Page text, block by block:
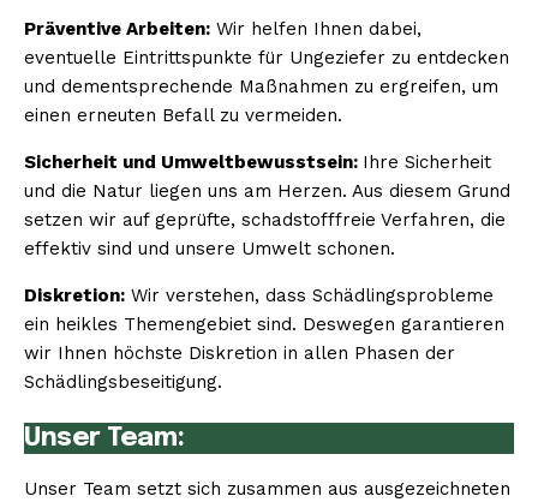
Präventive Arbeiten: Wir helfen Ihnen dabei,
eventuelle Eintrittspunkte für Ungeziefer zu entdecken
und dementsprechende Maßnahmen zu ergreifen, um
einen erneuten Befall zu vermeiden.
Sicherheit und Umweltbewusstsein: Ihre Sicherheit
und die Natur liegen uns am Herzen. Aus diesem Grund
setzen wir auf geprüfte, schadstofffreie Verfahren, die
effektiv sind und unsere Umwelt schonen.
Diskretion: Wir verstehen, dass Schädlingsprobleme
ein heikles Themengebiet sind. Deswegen garantieren
wir Ihnen höchste Diskretion in allen Phasen der
Schädlingsbeseitigung.
Unser Team:
Unser Team setzt sich zusammen aus ausgezeichneten